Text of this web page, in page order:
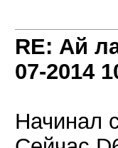
RE: Ай
07-2014
Начинал